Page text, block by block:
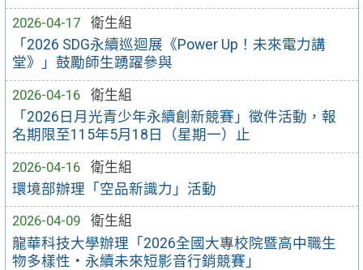
2026-04-17
衛生組
「2026 SDG永續巡迴展《Power Up！未來電力講
堂》」鼓勵師生踴躍參與
2026-04-16
衛生組
「2026日月光青少年永續創新競賽」徵件活動，報
名期限至115年5月18日（星期一）止
2026-04-16
衛生組
環境部辦理「空品新識力」活動
2026-04-09
衛生組
龍華科技大學辦理「2026全國大專校院暨高中職生
物多樣性‧永續未來短影音行銷競賽」